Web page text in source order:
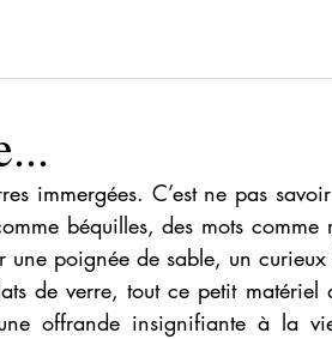
immergées. C’est ne pas
béquilles, des mots comme
poignée de sable, un
de verre, tout ce petit matériel
offrande insignifiante à la